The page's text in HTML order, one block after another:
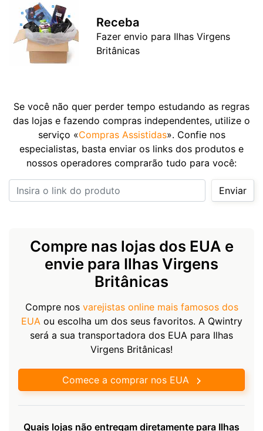
Receba
Fazer envio para Ilhas Virgens
Britânicas
Se você não quer perder tempo estudando as regras
das lojas e fazendo compras independentes, utilize o
serviço «Compras Assistidas». Confie nos
especialistas, basta enviar os links dos produtos e
nossos operadores comprarão tudo para você:
Insira o link do produto
Enviar
Compre nas lojas dos EUA e
envie para Ilhas Virgens
Britânicas
Compre nos varejistas online mais famosos dos
EUAou escolha um dos seus favoritos. A Qwintry
será a sua transportadora dos EUA para Ilhas
Virgens Britânicas!
Comece a comprar nos EUA
Quais lojas não entregam diretamente para Ilhas